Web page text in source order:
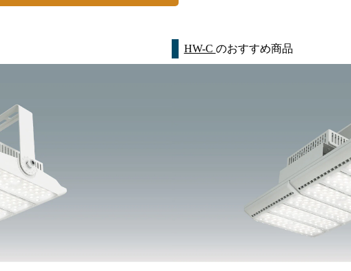
HW-C のおすすめ商品